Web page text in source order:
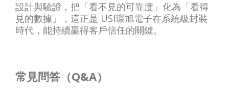
設計與驗證，把「看不見的可靠度」化為「看得
見的數據」，這正是 USI環旭電子在系統級封裝
時代，能持續贏得客戶信任的關鍵。
常見問答（Q&A）